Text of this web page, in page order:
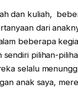
dan kuliah,
dari
beberapa
pilihan-
selalu
anak saya,